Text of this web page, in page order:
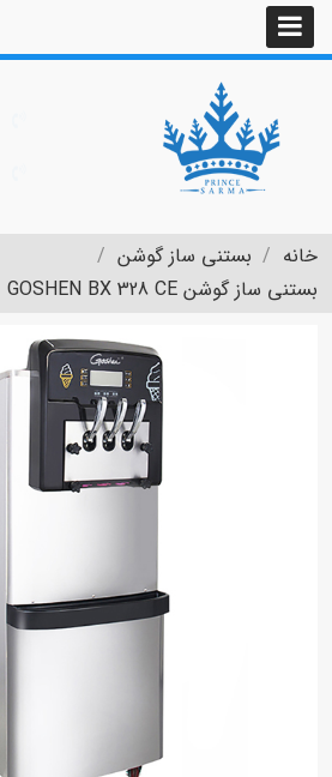
خانه
بستنی ساز گوشن
بستنی ساز گوشن GOSHEN BX 328 CE